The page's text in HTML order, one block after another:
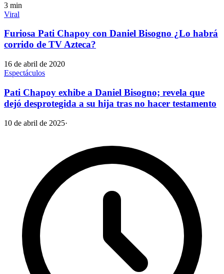
3 min
Viral
Furiosa Pati Chapoy con Daniel Bisogno ¿Lo habrá
corrido de TV Azteca?
16 de abril de 2020
Espectáculos
Pati Chapoy exhibe a Daniel Bisogno; revela que
dejó desprotegida a su hija tras no hacer testamento
10 de abril de 2025·